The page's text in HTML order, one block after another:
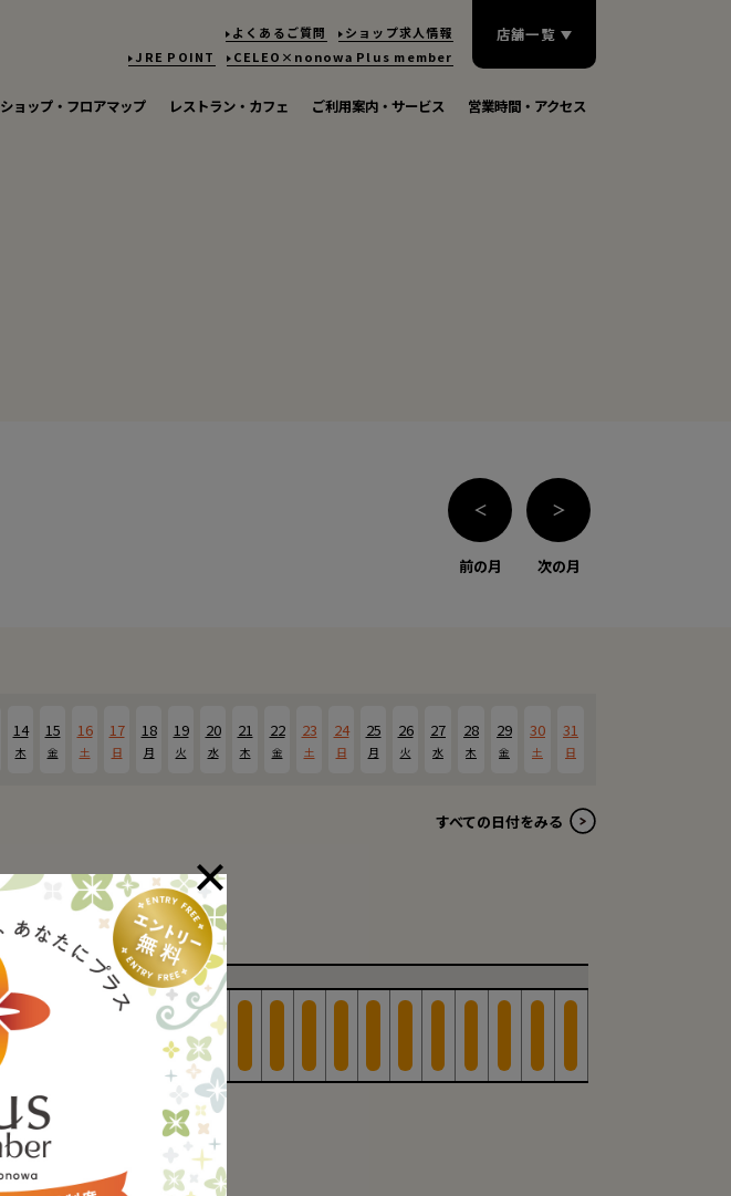
ショップ・フロアマップ レストラン・カフェ ご利用案内・サービス 営業時間・アクセス
よくあるご質問
ショップ求人情報
JRE POINT
CELEO×nonowa Plus member
店舗一覧
＜
前の月
＞
次の月
14
木
15
金
16
土
17
日
18
月
19
火
20
水
21
木
22
金
23
土
24
日
25
月
26
火
27
水
28
木
29
金
30
土
31
日
すべての日付をみる